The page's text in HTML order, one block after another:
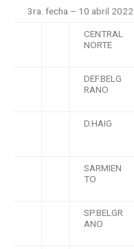
3ra. fecha – 10 abril 2022
CENTRAL
NORTE
DEF.BELG
RANO
D.HAIG
SARMIEN
TO
SP.BELGR
ANO